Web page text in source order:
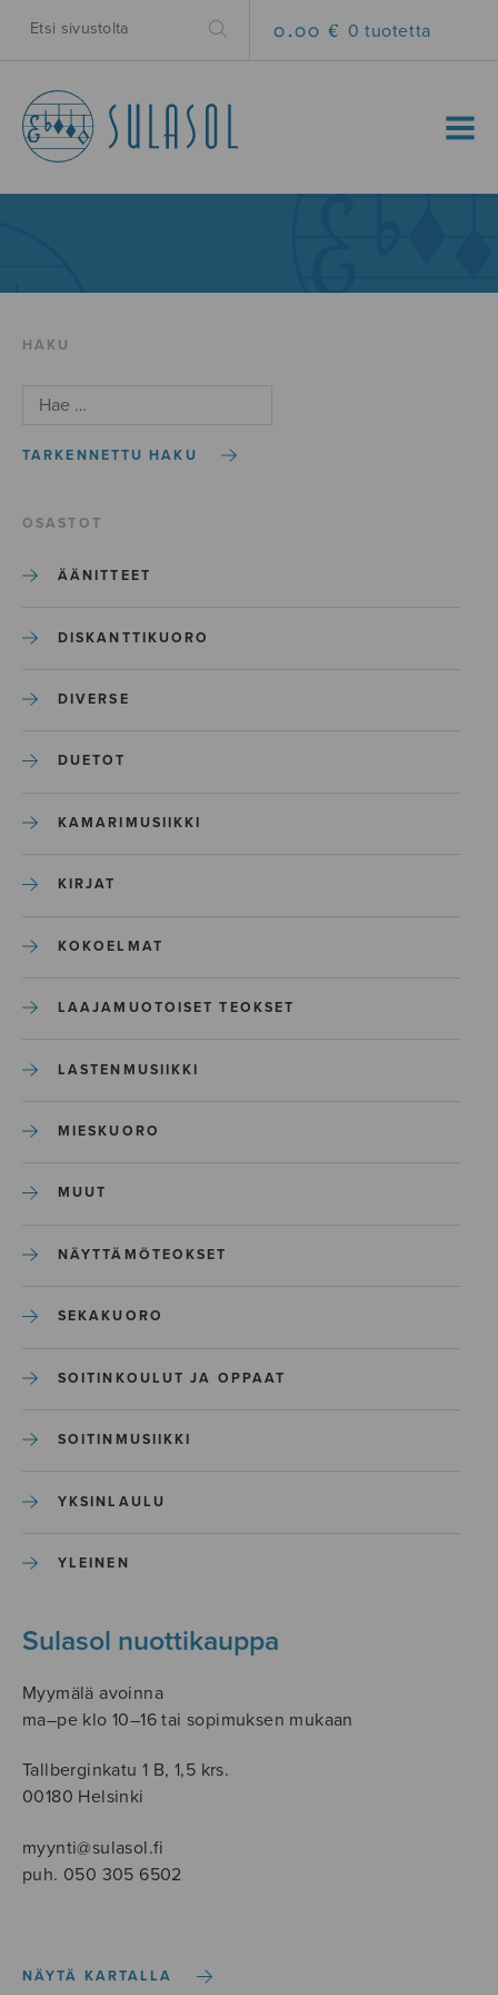
0.00 € 0 tuotetta
MENU
HAKU
TARKENNETTU HAKU
OSASTOT
ÄÄNITTEET
DISKANTTIKUORO
DIVERSE
DUETOT
KAMARIMUSIIKKI
KIRJAT
KOKOELMAT
LAAJAMUOTOISET TEOKSET
LASTENMUSIIKKI
MIESKUORO
MUUT
NÄYTTÄMÖTEOKSET
SEKAKUORO
SOITINKOULUT JA OPPAAT
SOITINMUSIIKKI
YKSINLAULU
YLEINEN
Sulasol nuottikauppa
Myymälä avoinna
ma–pe klo 10–16 tai sopimuksen mukaan
Tallberginkatu 1 B, 1,5 krs.
00180 Helsinki
myynti@sulasol.fi
puh. 050 305 6502
NÄYTÄ KARTALLA